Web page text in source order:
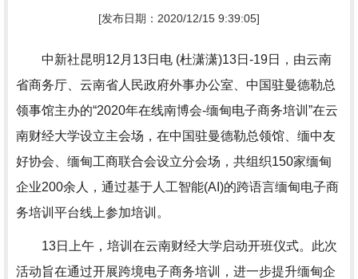
[发布日期：2020/12/15 9:39:05]
中新社昆明12月13日电 (杜潇潇)13日-19日，由云南
省商务厅、云南省人民政府外事办公室、中国驻曼德勒总
领事馆主办的“2020年在线南博会-缅甸电子商务培训”在云
南财经大学设立主会场，在中国驻曼德勒总领馆、缅中友
好协会、缅甸工商联合会设立分会场，共组织150家缅甸
企业200余人，通过基于人工智能(AI)的跨语言缅甸电子商
务培训平台线上参加培训。
13日上午，培训在云南财经大学启动开班仪式。此次
活动旨在通过开展跨境电子商务培训，进一步提升缅甸企